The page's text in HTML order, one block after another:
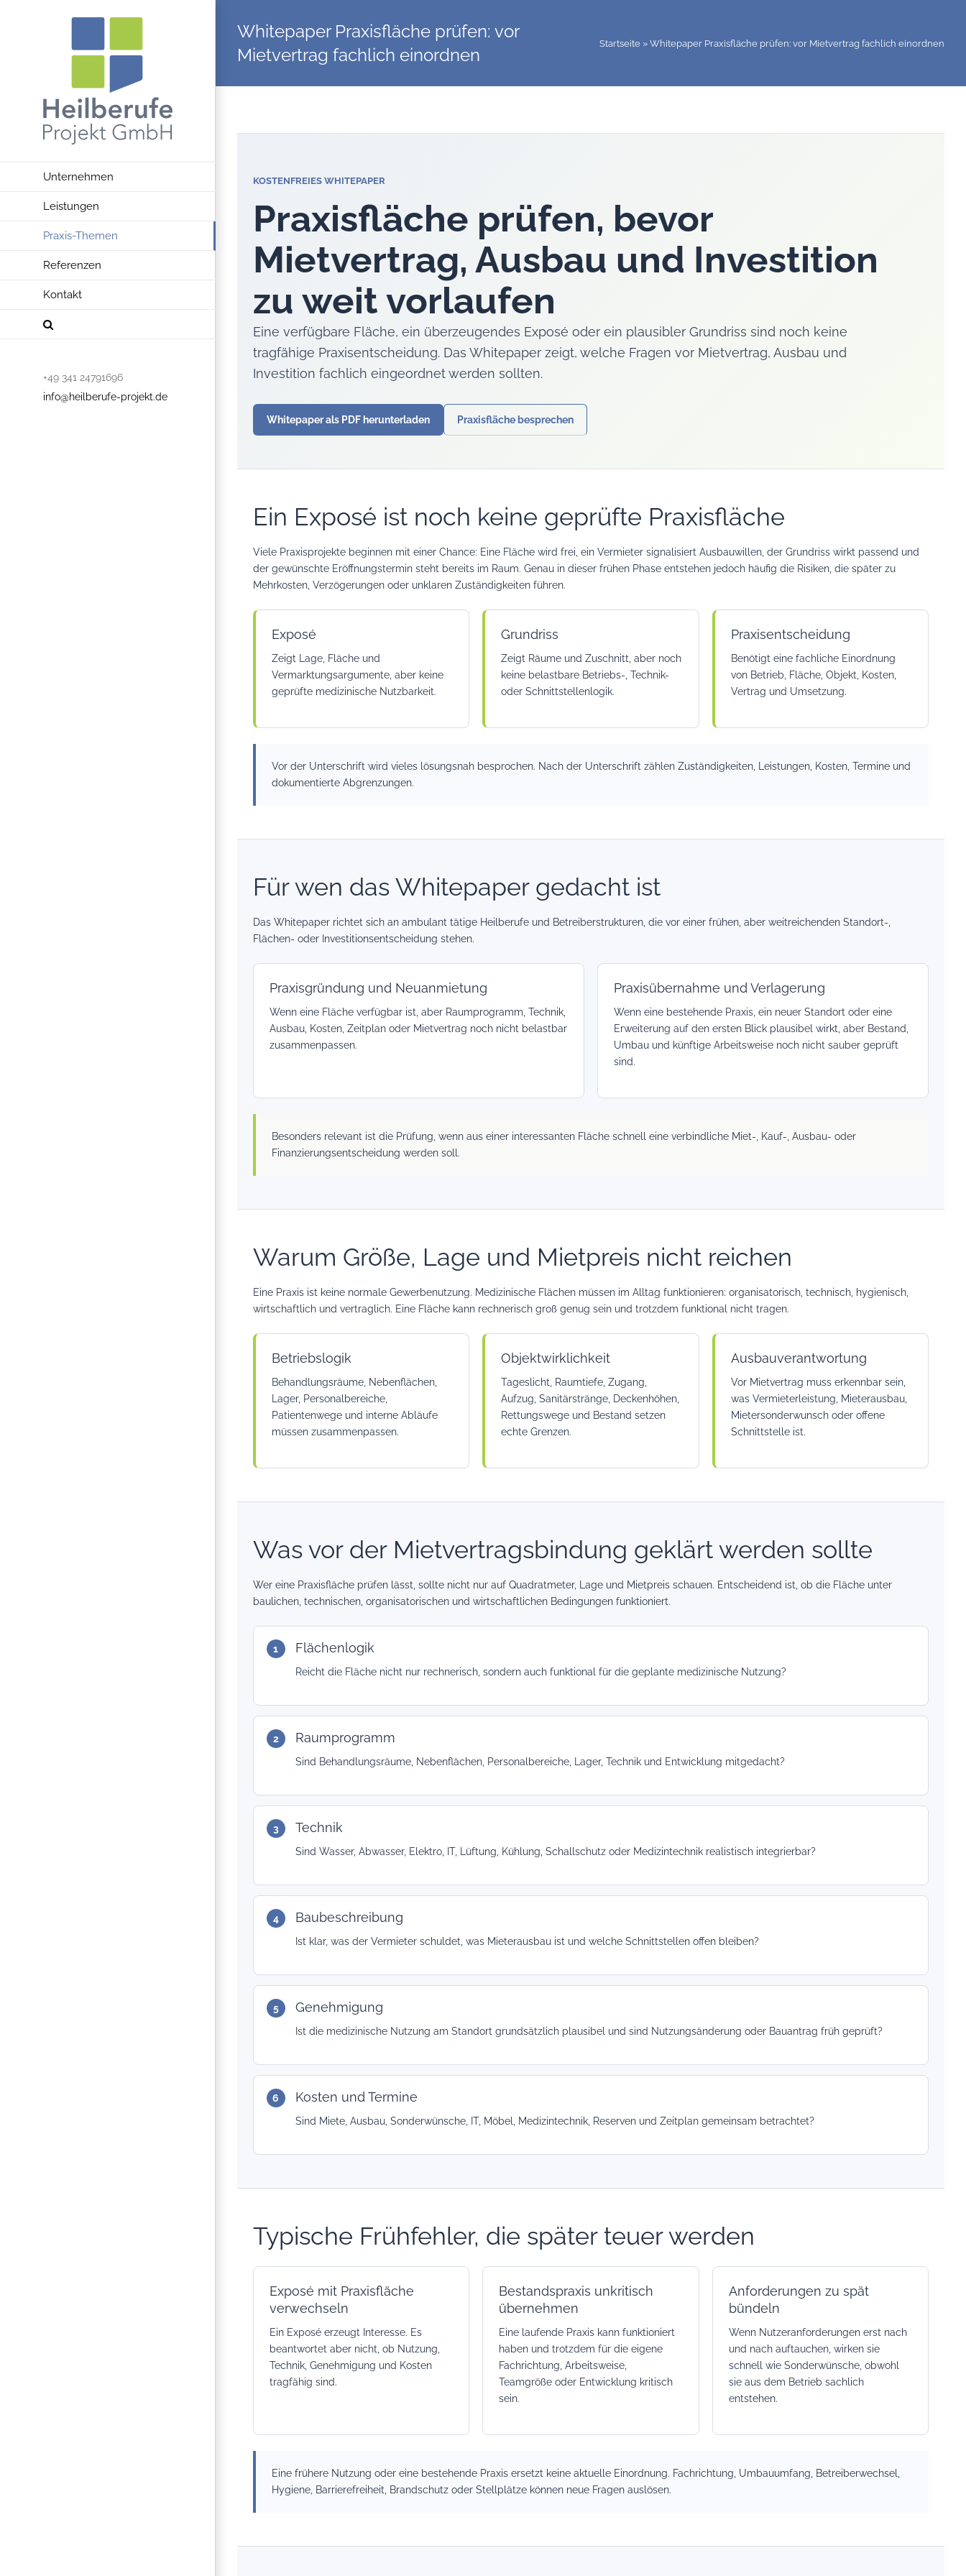
Unternehmen
Leistungen
Praxis-Themen
Referenzen
Kontakt
+49 341 24791696
info@heilberufe-projekt.de
Whitepaper Praxisfläche prüfen: vor
Mietvertrag fachlich einordnen
Startseite » Whitepaper Praxisfläche prüfen: vor Mietvertrag fachlich einordnen
KOSTENFREIES WHITEPAPER
Praxisfläche prüfen, bevor
Mietvertrag, Ausbau und Investition
zu weit vorlaufen
Eine verfügbare Fläche, ein überzeugendes Exposé oder ein plausibler Grundriss sind noch keine
tragfähige Praxisentscheidung. Das Whitepaper zeigt, welche Fragen vor Mietvertrag, Ausbau und
Investition fachlich eingeordnet werden sollten.
Whitepaper als PDF herunterladen Praxisfläche besprechen
Ein Exposé ist noch keine geprüfte Praxisfläche
Viele Praxisprojekte beginnen mit einer Chance: Eine Fläche wird frei, ein Vermieter signalisiert Ausbauwillen, der Grundriss wirkt passend und
der gewünschte Eröffnungstermin steht bereits im Raum. Genau in dieser frühen Phase entstehen jedoch häufig die Risiken, die später zu
Mehrkosten, Verzögerungen oder unklaren Zuständigkeiten führen.
Exposé
Zeigt Lage, Fläche und
Vermarktungsargumente, aber keine
geprüfte medizinische Nutzbarkeit.
Grundriss
Zeigt Räume und Zuschnitt, aber noch
keine belastbare Betriebs-, Technik-
oder Schnittstellenlogik.
Praxisentscheidung
Benötigt eine fachliche Einordnung
von Betrieb, Fläche, Objekt, Kosten,
Vertrag und Umsetzung.
Vor der Unterschrift wird vieles lösungsnah besprochen. Nach der Unterschrift zählen Zuständigkeiten, Leistungen, Kosten, Termine und
dokumentierte Abgrenzungen.
Für wen das Whitepaper gedacht ist
Das Whitepaper richtet sich an ambulant tätige Heilberufe und Betreiberstrukturen, die vor einer frühen, aber weitreichenden Standort-,
Flächen- oder Investitionsentscheidung stehen.
Praxisgründung und Neuanmietung
Wenn eine Fläche verfügbar ist, aber Raumprogramm, Technik,
Ausbau, Kosten, Zeitplan oder Mietvertrag noch nicht belastbar
zusammenpassen.
Praxisübernahme und Verlagerung
Wenn eine bestehende Praxis, ein neuer Standort oder eine
Erweiterung auf den ersten Blick plausibel wirkt, aber Bestand,
Umbau und künftige Arbeitsweise noch nicht sauber geprüft
sind.
Besonders relevant ist die Prüfung, wenn aus einer interessanten Fläche schnell eine verbindliche Miet-, Kauf-, Ausbau- oder
Finanzierungsentscheidung werden soll.
Warum Größe, Lage und Mietpreis nicht reichen
Eine Praxis ist keine normale Gewerbenutzung. Medizinische Flächen müssen im Alltag funktionieren: organisatorisch, technisch, hygienisch,
wirtschaftlich und vertraglich. Eine Fläche kann rechnerisch groß genug sein und trotzdem funktional nicht tragen.
Betriebslogik
Behandlungsräume, Nebenflächen,
Lager, Personalbereiche,
Patientenwege und interne Abläufe
müssen zusammenpassen.
Objektwirklichkeit
Tageslicht, Raumtiefe, Zugang,
Aufzug, Sanitärstränge, Deckenhöhen,
Rettungswege und Bestand setzen
echte Grenzen.
Ausbauverantwortung
Vor Mietvertrag muss erkennbar sein,
was Vermieterleistung, Mieterausbau,
Mietersonderwunsch oder offene
Schnittstelle ist.
Was vor der Mietvertragsbindung geklärt werden sollte
Wer eine Praxisfläche prüfen lässt, sollte nicht nur auf Quadratmeter, Lage und Mietpreis schauen. Entscheidend ist, ob die Fläche unter
baulichen, technischen, organisatorischen und wirtschaftlichen Bedingungen funktioniert.
Flächenlogik
Reicht die Fläche nicht nur rechnerisch, sondern auch funktional für die geplante medizinische Nutzung?
Raumprogramm
Sind Behandlungsräume, Nebenflächen, Personalbereiche, Lager, Technik und Entwicklung mitgedacht?
Technik
Sind Wasser, Abwasser, Elektro, IT, Lüftung, Kühlung, Schallschutz oder Medizintechnik realistisch integrierbar?
Baubeschreibung
Ist klar, was der Vermieter schuldet, was Mieterausbau ist und welche Schnittstellen offen bleiben?
Genehmigung
Ist die medizinische Nutzung am Standort grundsätzlich plausibel und sind Nutzungsänderung oder Bauantrag früh geprüft?
Kosten und Termine
Sind Miete, Ausbau, Sonderwünsche, IT, Möbel, Medizintechnik, Reserven und Zeitplan gemeinsam betrachtet?
Typische Frühfehler, die später teuer werden
Exposé mit Praxisfläche
verwechseln
Ein Exposé erzeugt Interesse. Es
beantwortet aber nicht, ob Nutzung,
Technik, Genehmigung und Kosten
tragfähig sind.
Bestandspraxis unkritisch
übernehmen
Eine laufende Praxis kann funktioniert
haben und trotzdem für die eigene
Fachrichtung, Arbeitsweise,
Teamgröße oder Entwicklung kritisch
sein.
Anforderungen zu spät
bündeln
Wenn Nutzeranforderungen erst nach
und nach auftauchen, wirken sie
schnell wie Sonderwünsche, obwohl
sie aus dem Betrieb sachlich
entstehen.
Eine frühere Nutzung oder eine bestehende Praxis ersetzt keine aktuelle Einordnung. Fachrichtung, Umbauumfang, Betreiberwechsel,
Hygiene, Barrierefreiheit, Brandschutz oder Stellplätze können neue Fragen auslösen.